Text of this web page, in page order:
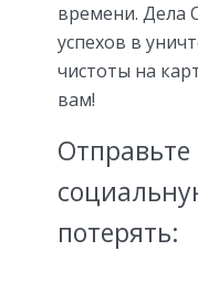
времени. Дела
успехов в
чистоты на
вам!
потерять: